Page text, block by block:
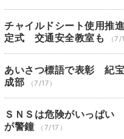
チャイルドシート使用推
定式 交通安全教室も
（7/
あいさつ標語で表彰 紀
成部
（7/17）
ＳＮＳは危険がいっぱい
が警鐘
（7/17）